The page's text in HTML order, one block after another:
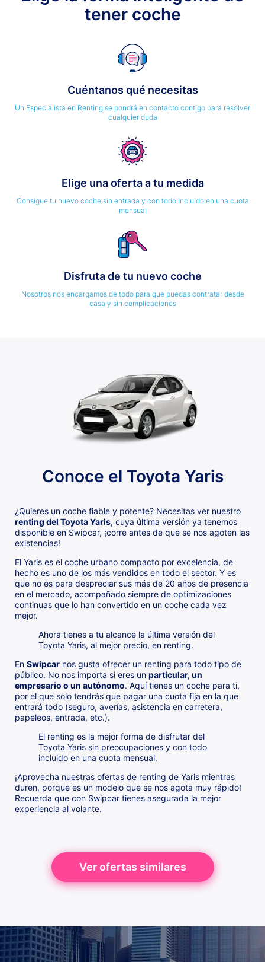
tener coche
Cuéntanos qué necesitas
Un Especialista en Renting se pondrá en contacto contigo para resolver
cualquier duda
Elige una oferta a tu medida
Consigue tu nuevo coche sin entrada y con todo incluido en una cuota
mensual
Disfruta de tu nuevo coche
Nosotros nos encargamos de todo para que puedas contratar desde
casa y sin complicaciones
Conoce el Toyota Yaris
¿Quieres un coche fiable y potente? Necesitas ver nuestro
renting del Toyota Yaris, cuya última versión ya tenemos
disponible en Swipcar, ¡corre antes de que se nos agoten las
existencias!
El Yaris es el coche urbano compacto por excelencia, de
hecho es uno de los más vendidos en todo el sector. Y es
que no es para despreciar sus más de 20 años de presencia
en el mercado, acompañado siempre de optimizaciones
continuas que lo han convertido en un coche cada vez
mejor.
Ahora tienes a tu alcance la última versión del
Toyota Yaris, al mejor precio, en renting.
En Swipcar nos gusta ofrecer un renting para todo tipo de
público. No nos importa si eres un particular, un
empresario o un autónomo. Aquí tienes un coche para ti,
por el que solo tendrás que pagar una cuota fija en la que
entrará todo (seguro, averías, asistencia en carretera,
papeleos, entrada, etc.).
El renting es la mejor forma de disfrutar del
Toyota Yaris sin preocupaciones y con todo
incluido en una cuota mensual.
¡Aprovecha nuestras ofertas de renting de Yaris mientras
duren, porque es un modelo que se nos agota muy rápido!
Recuerda que con Swipcar tienes asegurada la mejor
experiencia al volante.
Ver ofertas similares